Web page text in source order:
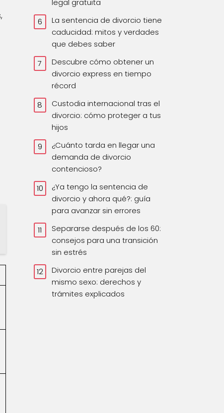
legal gratuita
La sentencia de divorcio tiene
caducidad: mitos y verdades
que debes saber
Descubre cómo obtener un
divorcio express en tiempo
récord
Custodia internacional tras el
divorcio: cómo proteger a tus
hijos
¿Cuánto tarda en llegar una
demanda de divorcio
contencioso?
¿Ya tengo la sentencia de
divorcio y ahora qué?: guía
para avanzar sin errores
Separarse después de los 60:
consejos para una transición
sin estrés
Divorcio entre parejas del
mismo sexo: derechos y
trámites explicados